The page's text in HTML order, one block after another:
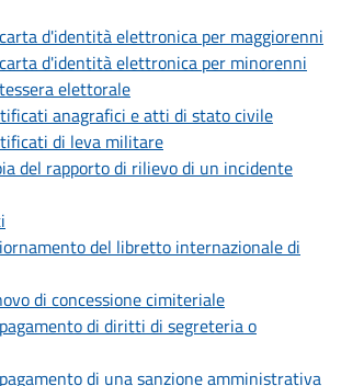
d'identità elettronica per maggiorenni
d'identità elettronica per minorenni
elettorale
anagrafici e atti di stato civile
di leva militare
del rapporto di rilievo di un incidente
del libretto internazionale di
di concessione cimiteriale
di diritti di segreteria o
di una sanzione amministrativa